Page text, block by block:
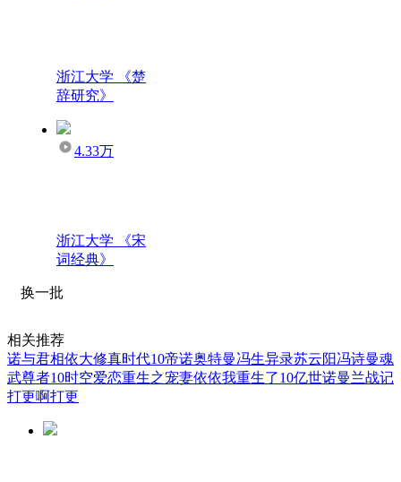
浙江大学 《楚
辞研究》
4.33万
浙江大学 《宋
词经典》
换一批
相关推荐
诺与君相依大修真时代10帝诺奥特曼冯生异录苏云阳冯诗曼魂
武尊者10时空爱恋重生之宠妻依依我重生了10亿世诺曼兰战记
打更啊打更